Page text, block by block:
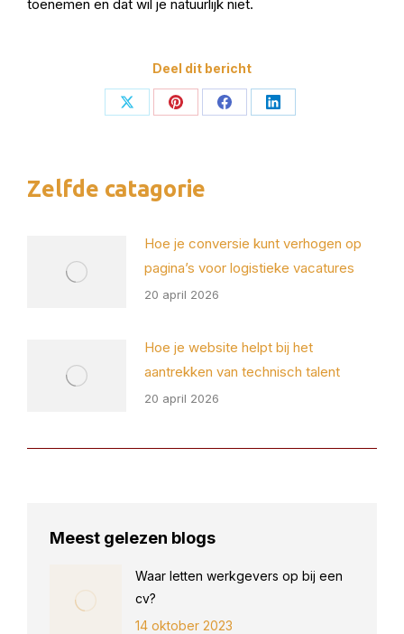
toenemen en dat wil je natuurlijk niet.
Deel dit bericht
Deel
Deel
Deel
Deel
Zelfde catagorie
Hoe je conversie kunt verhogen op
pagina’s voor logistieke vacatures
20 april 2026
Hoe je website helpt bij het
aantrekken van technisch talent
20 april 2026
Meest gelezen blogs
Waar letten werkgevers op bij een
cv?
14 oktober 2023